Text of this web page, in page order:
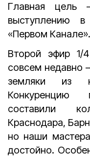
Главная цель
выступлению
«Первом Канале».
Второй эфир 1/
совсем недавно
земляки из
Конкуренцию
составили
Краснодара,
но наши
достойно.